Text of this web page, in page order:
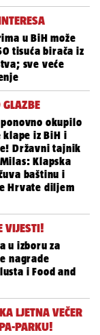
u BiH može
tisuća birača iz
sve veće
ponovno okupilo
iz BiH i
Državni tajnik
Klapska
baštinu i
Hrvate diljem
VIJESTI!
u izboru za
nagrade
i Food and
LJETNA VEČER
PARKU!